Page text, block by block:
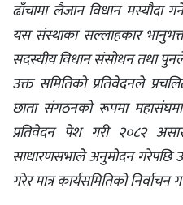
ढाँचामा लैजान विधान मस्यौदा
यस संस्थाका सल्लाहकार
सदस्यीय विधान संसोधन तथा
उक्त समितिको प्रतिवेदनले
छाता संगठनको रूपमा
प्रतिवेदन पेश गरी २०८२
साधारणसभाले अनुमोदन गरेपछि
गरेर मात्र कार्यसमितिको